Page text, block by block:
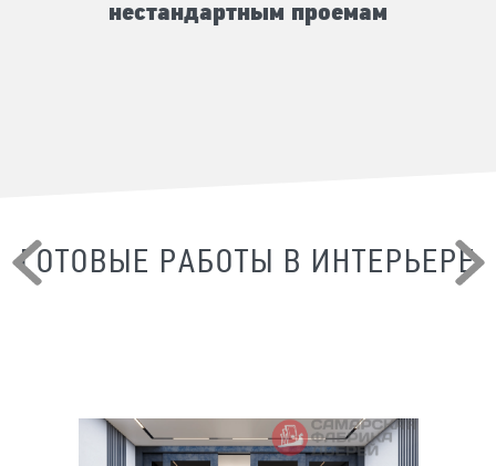
нестандартным проемам
ГОТОВЫЕ РАБОТЫ В ИНТЕРЬЕРЕ